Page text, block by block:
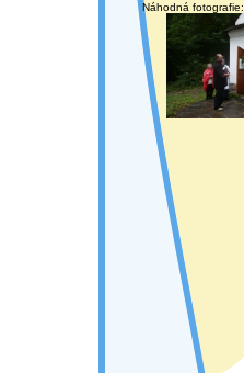
Náhodná fotografie: